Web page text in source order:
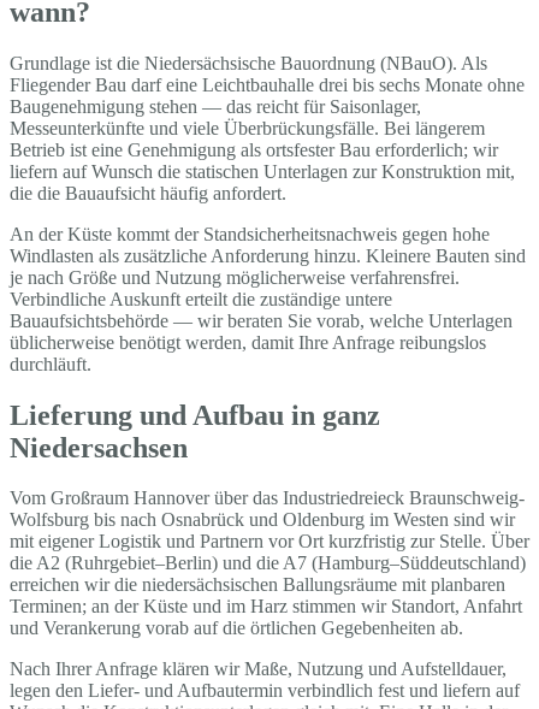
wann?
Grundlage ist die Niedersächsische Bauordnung (NBauO). Als
Fliegender Bau darf eine Leichtbauhalle drei bis sechs Monate ohne
Baugenehmigung stehen — das reicht für Saisonlager,
Messeunterkünfte und viele Überbrückungsfälle. Bei längerem
Betrieb ist eine Genehmigung als ortsfester Bau erforderlich; wir
liefern auf Wunsch die statischen Unterlagen zur Konstruktion mit,
die die Bauaufsicht häufig anfordert.
An der Küste kommt der Standsicherheitsnachweis gegen hohe
Windlasten als zusätzliche Anforderung hinzu. Kleinere Bauten sind
je nach Größe und Nutzung möglicherweise verfahrensfrei.
Verbindliche Auskunft erteilt die zuständige untere
Bauaufsichtsbehörde — wir beraten Sie vorab, welche Unterlagen
üblicherweise benötigt werden, damit Ihre Anfrage reibungslos
durchläuft.
Lieferung und Aufbau in ganz
Niedersachsen
Vom Großraum Hannover über das Industriedreieck Braunschweig-
Wolfsburg bis nach Osnabrück und Oldenburg im Westen sind wir
mit eigener Logistik und Partnern vor Ort kurzfristig zur Stelle. Über
die A2 (Ruhrgebiet–Berlin) und die A7 (Hamburg–Süddeutschland)
erreichen wir die niedersächsischen Ballungsräume mit planbaren
Terminen; an der Küste und im Harz stimmen wir Standort, Anfahrt
und Verankerung vorab auf die örtlichen Gegebenheiten ab.
Nach Ihrer Anfrage klären wir Maße, Nutzung und Aufstelldauer,
legen den Liefer- und Aufbautermin verbindlich fest und liefern auf